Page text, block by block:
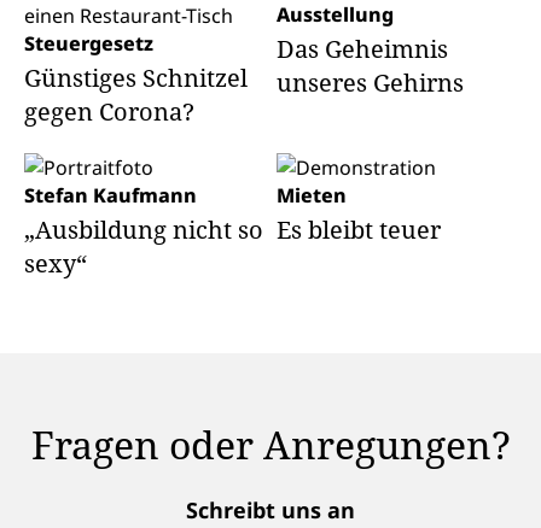
Steuergesetz
Günstiges Schnitzel
gegen Corona?
Ausstellung
Das Geheimnis
unseres Gehirns
Stefan Kaufmann
„Ausbildung nicht so
sexy“
Mieten
Es bleibt teuer
Fragen oder Anregungen?
Schreibt uns an